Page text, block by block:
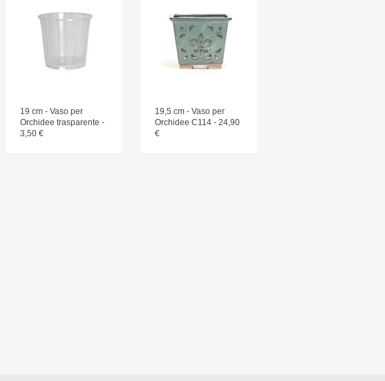
19 cm - Vaso per
Orchidee trasparente -
3,50 €
19,5 cm - Vaso per
Orchidee C114 - 24,90
€